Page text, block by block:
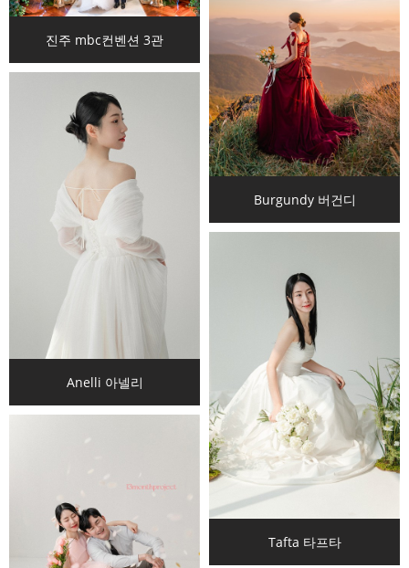
진주 mbc컨벤션 3관
Burgundy 버건디
Anelli 아넬리
Tafta 타프타